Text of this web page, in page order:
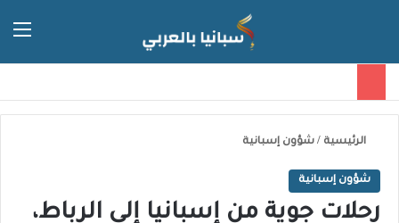
الرئيسية / شؤون إسبانية
شؤون إسبانية
رحلات جوية من إسبانيا إلى الرباط،